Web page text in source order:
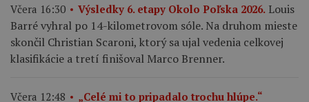
Včera 16:30 Výsledky 6. etapy Okolo Poľska 2026. Louis
Barré vyhral po 14-kilometrovom sóle. Na druhom mieste
skončil Christian Scaroni, ktorý sa ujal vedenia celkovej
klasifikácie a tretí finišoval Marco Brenner.
Včera 12:48
„Celé mi to pripadalo trochu hlúpe.“